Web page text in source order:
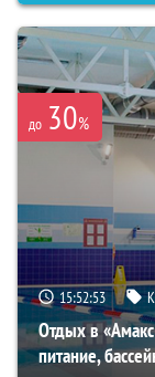
до 30%
15:52:52
Отдых в
питание,